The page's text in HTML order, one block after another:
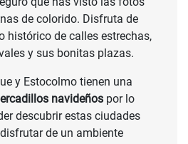
de colorido. Disfruta de
histórico de calles estrechas,
y sus bonitas plazas.
y Estocolmo tienen una
navideños por lo
descubrir estas ciudades
de un ambiente